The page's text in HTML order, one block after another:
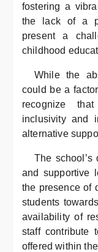
fostering a
the lack of a
present a
childhood
While the
could be a
recognize
inclusivity and
alternative
The
and supportive
the presence of
students
availability of
staff contribute
offered within